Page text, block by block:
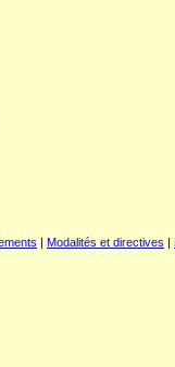
Modalités et directives